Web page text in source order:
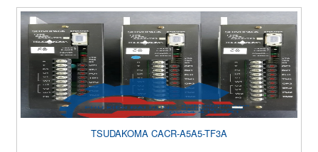
TSUDAKOMA CACR-A5A5-TF3A